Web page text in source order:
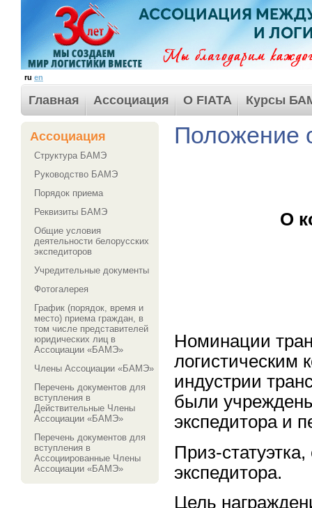
ru en
Главная Ассоциация О FIATA Курсы
Ассоциация
Структура БАМЭ
Руководство БАМЭ
Порядок приема
Реквизиты БАМЭ
Общие условия
деятельности белорусских
экспедиторов
Учредительные документы
Фотогалерея
График (порядок, время и
место) приема граждан, в
том числе представителей
юридических лиц в
Ассоциации «БАМЭ»
Члены Ассоциации «БАМЭ»
Перечень документов для
вступления в
Действительные Члены
Ассоциации «БАМЭ»
Перечень документов для
вступления в
Ассоциированные Члены
Ассоциации «БАМЭ»
Положение
О
Номинации
логистическим
индустрии
были
экспедитора и
Приз-
экспедитора.
Цель